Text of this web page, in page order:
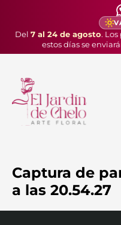
Del 7 al 24 de agosto.
estos días se
Captura de
a las 20.54.27